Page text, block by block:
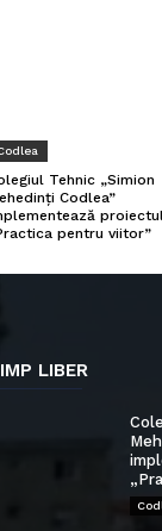
Tehnic „Simion
Codlea”
pentru viitor”
LIBER